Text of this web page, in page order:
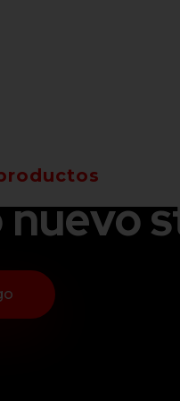
nuevo